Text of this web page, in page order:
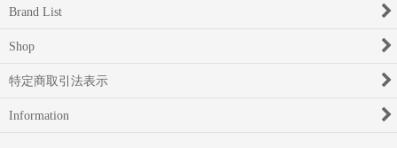
Brand List
Shop
特定商取引法表示
Information